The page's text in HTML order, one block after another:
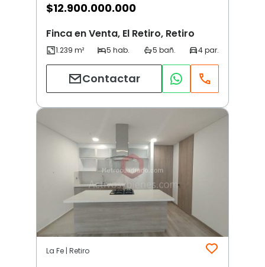
$12.900.000.000
Finca en Venta, El Retiro, Retiro
Contactar
La Fe | Retiro